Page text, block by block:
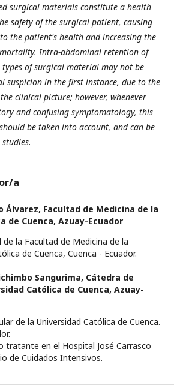
surgical materials constitute a health
safety of the surgical patient, causing
to the patient's health and increasing the
Intra-abdominal retention of
types of surgical material may not be
suspicion in the first instance, due to the
clinical picture; however, whenever
and confusing symptomatology, this
be taken into account, and can be
a
Álvarez, Facultad de Medicina de la
de Cuenca, Azuay-Ecuador
de la Facultad de Medicina de la
de Cuenca, Cuenca - Ecuador.
Sangurima, Cátedra de
Católica de Cuenca, Azuay-
de la Universidad Católica de Cuenca.
tratante en el Hospital José Carrasco
de Cuidados Intensivos.